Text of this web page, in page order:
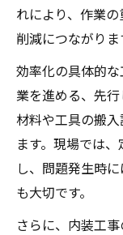
れにより、作業
削減につながりま
効率化の具体的
業を進める、先行
材料や工具の搬
ます。現場では
し、問題発生時
も大切です。
さらに、内装工